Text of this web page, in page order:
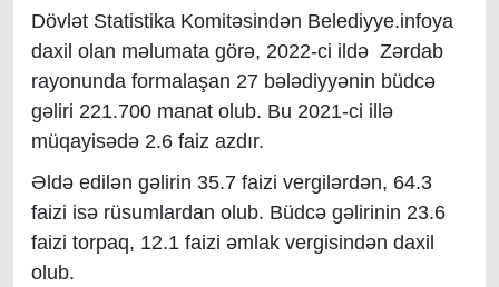
Dövlət Statistika Komitəsindən Belediyye.infoya
daxil olan məlumata görə, 2022-ci ildə Zərdab
rayonunda formalaşan 27 bələdiyyənin büdcə
gəliri 221.700 manat olub. Bu 2021-ci illə
müqayisədə 2.6 faiz azdır.
Əldə edilən gəlirin 35.7 faizi vergilərdən, 64.3
faizi isə rüsumlardan olub. Büdcə gəlirinin 23.6
faizi torpaq, 12.1 faizi əmlak vergisindən daxil
olub.